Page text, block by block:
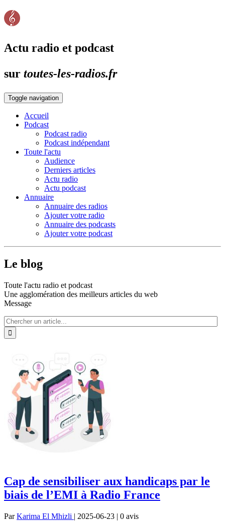
Actu radio et podcast
sur toutes-les-radios.fr
Toggle navigation
Accueil
Podcast
Podcast radio
Podcast indépendant
Toute l'actu
Audience
Derniers articles
Actu radio
Actu podcast
Annuaire
Annuaire des radios
Ajouter votre radio
Annuaire des podcasts
Ajouter votre podcast
Le blog
Toute l'actu radio et podcast
Une agglomération des meilleurs articles du web
Message
Cap de sensibiliser aux handicaps par le
biais de l’EMI à Radio France
ParKarima El Mhizli | 2025-06-23 | 0 avis